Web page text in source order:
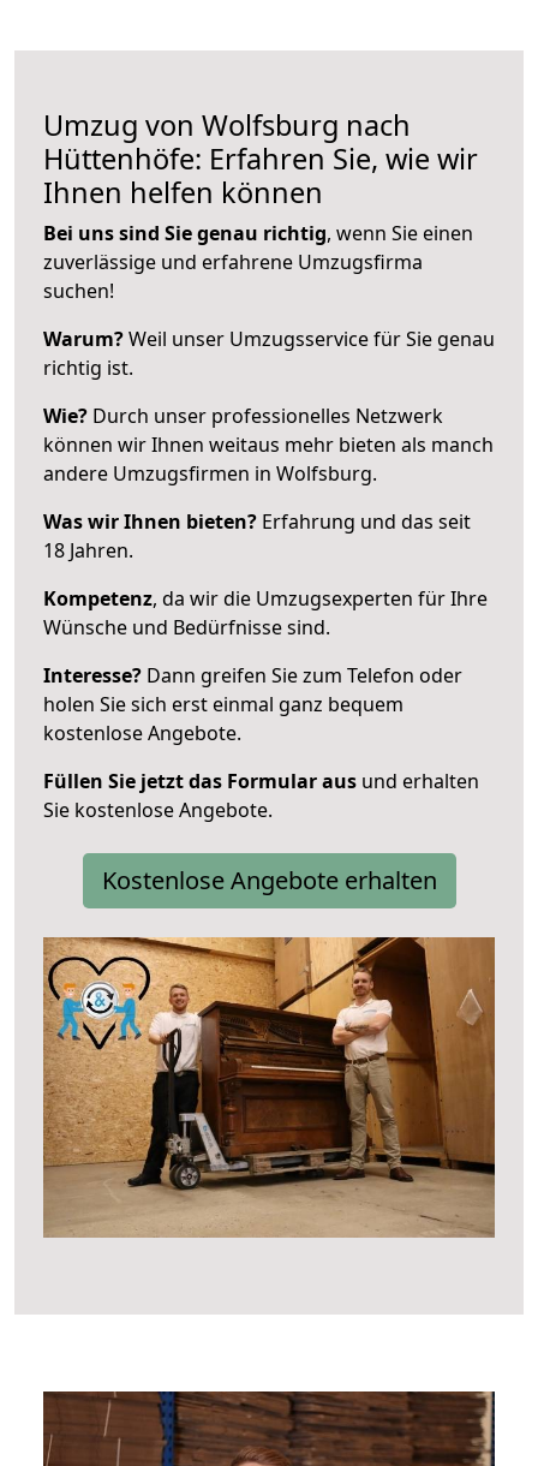
Umzug von Wolfsburg nach
Hüttenhöfe: Erfahren Sie, wie wir
Ihnen helfen können
Bei uns sind Sie genau richtig, wenn Sie einen
zuverlässige und erfahrene Umzugsfirma
suchen!
Warum?Weil unser Umzugsservice für Sie genau
richtig ist.
Wie? Durch unser professionelles Netzwerk
können wir Ihnen weitaus mehr bieten als manch
andere Umzugsfirmen in Wolfsburg.
Was wir Ihnen bieten? Erfahrung und das seit
18 Jahren.
Kompetenz, da wir die Umzugsexperten für Ihre
Wünsche und Bedürfnisse sind.
Interesse? Dann greifen Sie zum Telefon oder
holen Sie sich erst einmal ganz bequem
kostenlose Angebote.
Füllen Sie jetzt das Formular aus und erhalten
Sie kostenlose Angebote.
Kostenlose Angebote erhalten